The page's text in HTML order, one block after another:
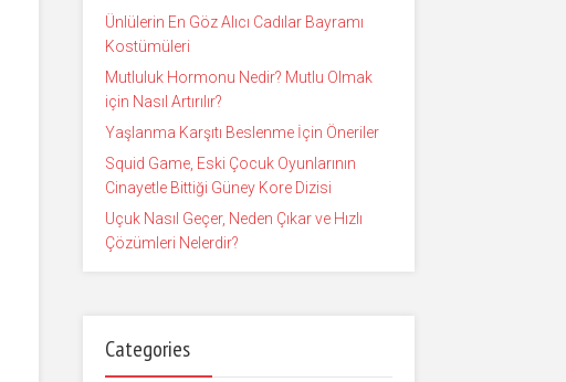
Ünlülerin En Göz Alıcı Cadılar Bayramı
Kostümüleri
Mutluluk Hormonu Nedir? Mutlu Olmak
için Nasıl Artırılır?
Yaşlanma Karşıtı Beslenme İçin Öneriler
Squid Game, Eski Çocuk Oyunlarının
Cinayetle Bittiği Güney Kore Dizisi
Uçuk Nasıl Geçer, Neden Çıkar ve Hızlı
Çözümleri Nelerdir?
Categories